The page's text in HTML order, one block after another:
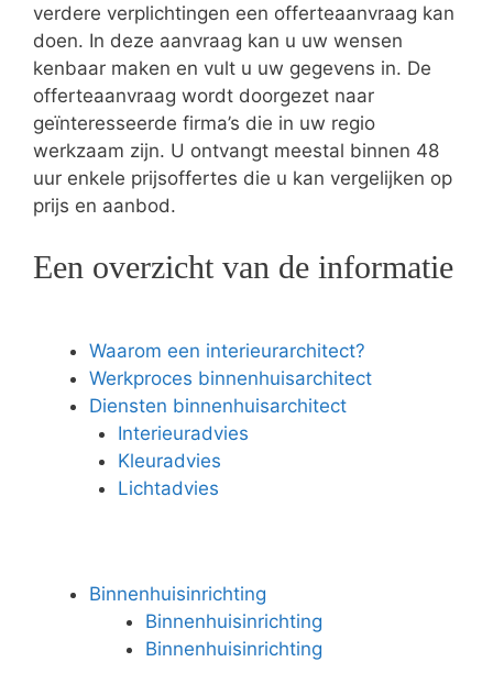
verdere verplichtingen een offerteaanvraag kan
doen. In deze aanvraag kan u uw wensen
kenbaar maken en vult u uw gegevens in. De
offerteaanvraag wordt doorgezet naar
geïnteresseerde firma’s die in uw regio
werkzaam zijn. U ontvangt meestal binnen 48
uur enkele prijsoffertes die u kan vergelijken op
prijs en aanbod.
Een overzicht van de informatie
Waarom een interieurarchitect?
Werkproces binnenhuisarchitect
Diensten binnenhuisarchitect
Interieuradvies
Kleuradvies
Lichtadvies
Binnenhuisinrichting
Binnenhuisinrichting
Binnenhuisinrichting